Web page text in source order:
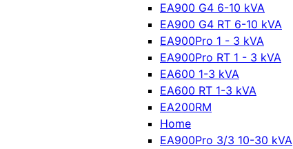
EA900 G4 6-10 kVA
EA900 G4 RT 6-10 kVA
EA900Pro 1 - 3 kVA
EA900Pro RT 1 - 3 kVA
EA600 1-3 kVA
EA600 RT 1-3 kVA
EA200RM
Home
EA900Pro 3/3 10-30 kVA